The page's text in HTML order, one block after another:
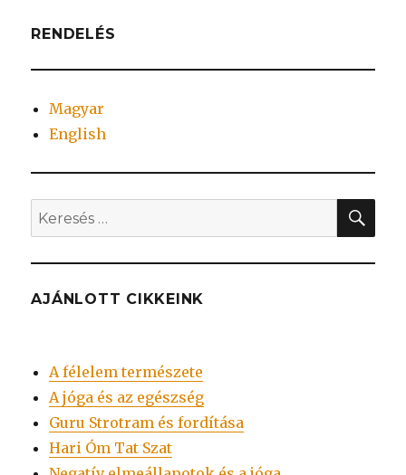
RENDELÉS
Magyar
English
Keresés
a
következő
kifejezésre:
AJÁNLOTT CIKKEINK
A félelem természete
A jóga és az egészség
Guru Strotram és fordítása
Hari Óm Tat Szat